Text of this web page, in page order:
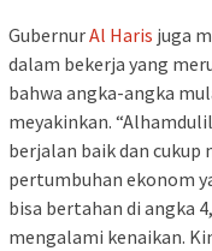
GubernurAl Haris juga
dalam bekerja yang
bahwa angka-angka
meyakinkan.
berjalan baik dan cukup
pertumbuhan ekonom
bisa bertahan di angka
mengalami kenaikan.